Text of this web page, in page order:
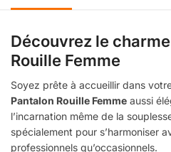
Découvrez le
Rouille Femme
Soyez prête à accueillir dans
Pantalon Rouille Femme aussi
l’incarnation même de la
spécialement pour s’harmoniser
professionnels qu’occasionnels.